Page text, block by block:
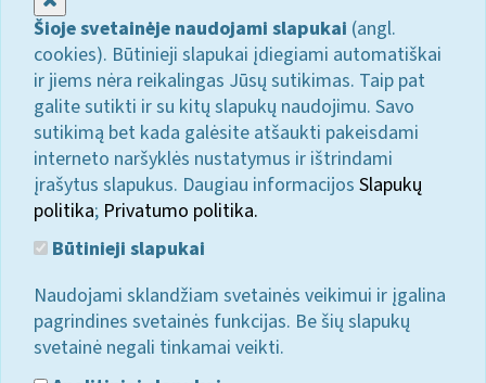
Šioje svetainėje naudojami slapukai (angl.
cookies). Būtinieji slapukai įdiegiami automatiškai
ir jiems nėra reikalingas Jūsų sutikimas. Taip pat
galite sutikti ir su kitų slapukų naudojimu. Savo
sutikimą bet kada galėsite atšaukti pakeisdami
interneto naršyklės nustatymus ir ištrindami
įrašytus slapukus. Daugiau informacijos Slapukų
politika; Privatumo politika.
Būtinieji slapukai
Naudojami sklandžiam svetainės veikimui ir įgalina
pagrindines svetainės funkcijas. Be šių slapukų
svetainė negali tinkamai veikti.